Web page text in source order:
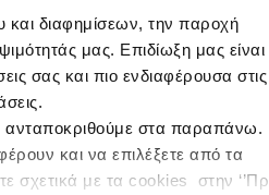
και διαφημίσεων, την παροχή
μας. Επιδίωξη μας
σας και πιο ενδιαφέρουσα στις
ανταποκριθούμε στα παραπάνω.
και να επιλέξετε από τα
σχετικά με τα cookies στην